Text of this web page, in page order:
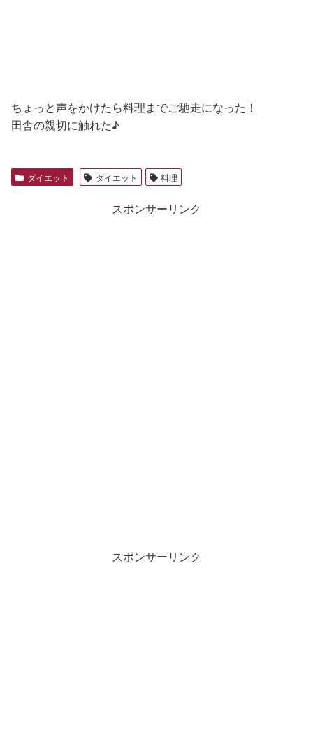
ちょっと声をかけたら料理までご馳走になった！
田舎の親切に触れた♪
ダイエット ダイエット 料理
スポンサーリンク
スポンサーリンク